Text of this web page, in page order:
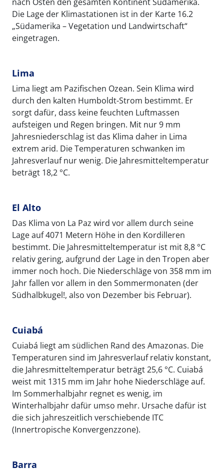
Die Lage der Klimastationen ist in der Karte 16.2
„Südamerika – Vegetation und Landwirtschaft“
eingetragen.
Lima
Lima liegt am Pazifischen Ozean. Sein Klima wird
durch den kalten Humboldt-Strom bestimmt. Er
sorgt dafür, dass keine feuchten Luftmassen
aufsteigen und Regen bringen. Mit nur 9 mm
Jahresniederschlag ist das Klima daher in Lima
extrem arid. Die Temperaturen schwanken im
Jahresverlauf nur wenig. Die Jahresmitteltemperatur
beträgt 18,2 °C.
El Alto
Das Klima von La Paz wird vor allem durch seine
Lage auf 4071 Metern Höhe in den Kordilleren
bestimmt. Die Jahresmitteltemperatur ist mit 8,8 °C
relativ gering, aufgrund der Lage in den Tropen aber
immer noch hoch. Die Niederschläge von 358 mm im
Jahr fallen vor allem in den Sommermonaten (der
Südhalbkugel!, also von Dezember bis Februar).
Cuiabá
Cuiabá liegt am südlichen Rand des Amazonas. Die
Temperaturen sind im Jahresverlauf relativ konstant,
die Jahresmitteltemperatur beträgt 25,6 °C. Cuiabá
weist mit 1315 mm im Jahr hohe Niederschläge auf.
Im Sommerhalbjahr regnet es wenig, im
Winterhalbjahr dafür umso mehr. Ursache dafür ist
die sich jahreszeitlich verschiebende ITC
(Innertropische Konvergenzzone).
Barra